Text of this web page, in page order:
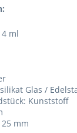
ml
Glas /
Kunststoff
mm